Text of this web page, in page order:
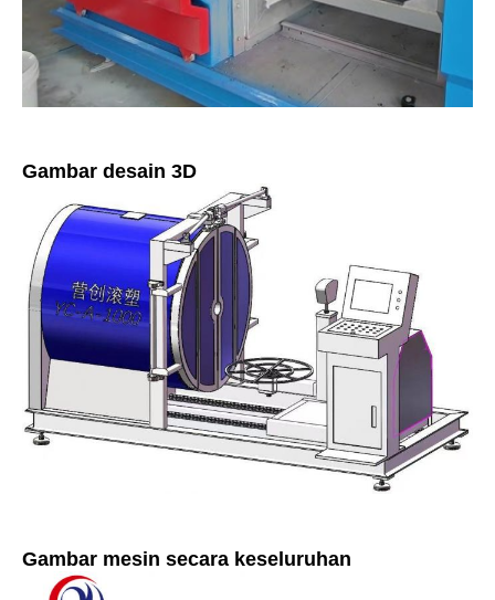
Gambar desain 3D
Gambar mesin secara keseluruhan